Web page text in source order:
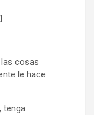
cosas
le hace
tenga